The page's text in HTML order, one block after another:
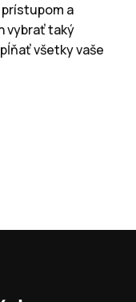
a
vybrať taký
všetky vaše